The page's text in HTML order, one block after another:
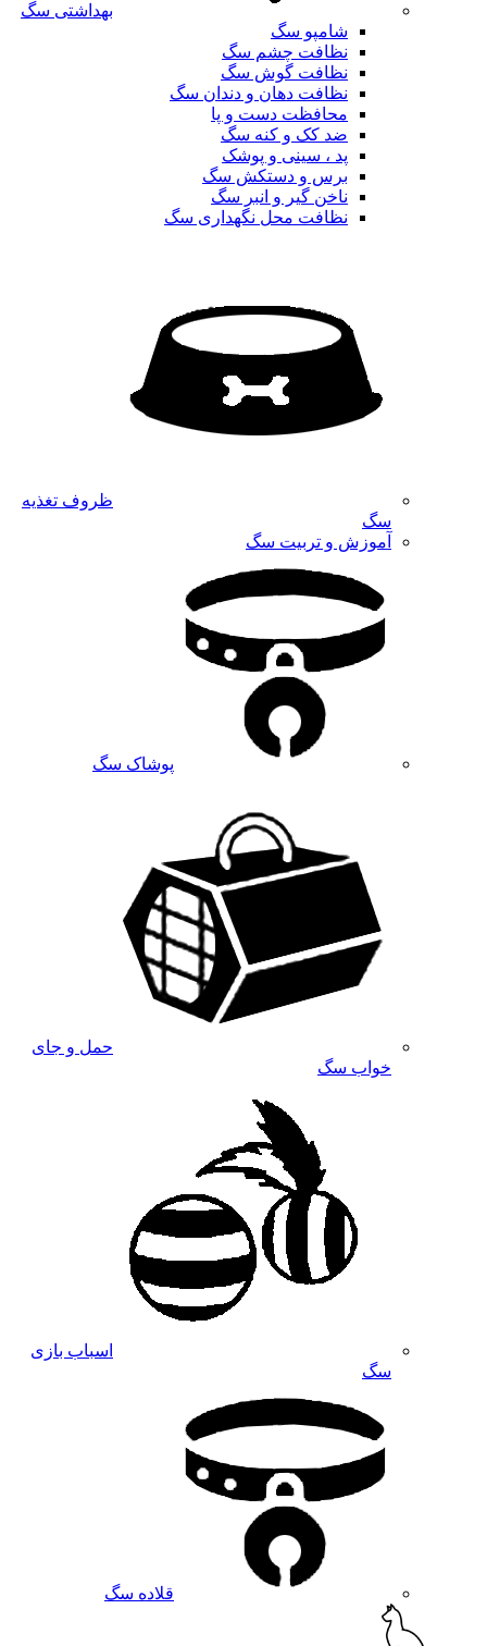
بهداشتی سگ
شامپو سگ
نظافت چشم سگ
نظافت گوش سگ
نظافت دهان و دندان سگ
محافظت دست و پا
ضد کک و کنه سگ
پد ، سینی و پوشک
برس و دستکش سگ
ناخن گیر و انبر سگ
نظافت محل نگهداری سگ
ظروف تغذیه
سگ
آموزش و تربیت سگ
پوشاک سگ
حمل و جای
خواب سگ
اسباب بازی
سگ
قلاده سگ